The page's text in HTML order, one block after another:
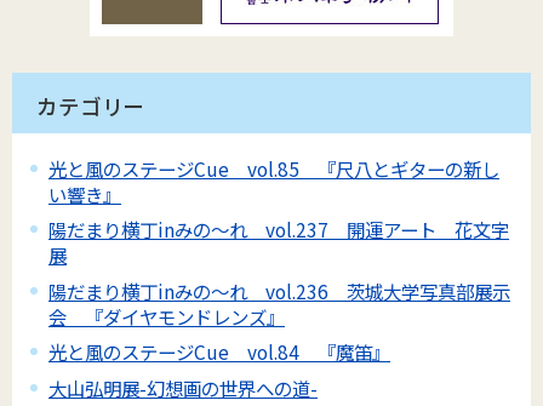
カテゴリー
光と風のステージCue vol.85 『尺八とギターの新し
い響き』
陽だまり横丁inみの～れ vol.237 開運アート 花文字
展
陽だまり横丁inみの～れ vol.236 茨城大学写真部展示
会 『ダイヤモンドレンズ』
光と風のステージCue vol.84 『魔笛』
大山弘明展-幻想画の世界への道-